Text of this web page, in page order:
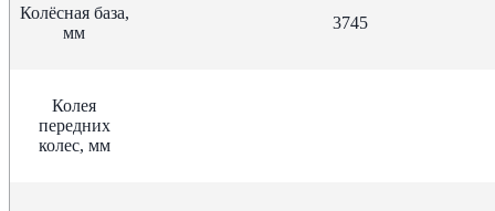
Колёсная база,
мм
3745
Колея
передних
колес, мм